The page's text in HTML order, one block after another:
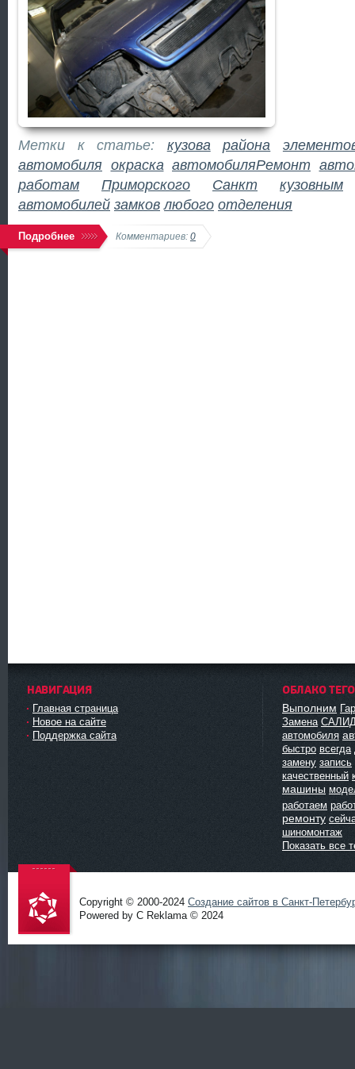
Метки к статье: кузова района
автомобиля окраска автомобиляРемонт
работам
Приморского Санкт
кузовным
автомобилей замков любого отделения
Подробнее Комментариев: 0
НАВИГАЦИЯ
Главная страница
Новое на сайте
Поддержка сайта
ОБЛАКО
Выполним
Замена
автомобиля
быстро всегда
замену запись
качественный
машины
работаем
ремонту
шиномонтаж
Показать все
Проект
Copyright © 2000-2024 Создание сайтов в Санкт-
Powered by C Reklama © 2024